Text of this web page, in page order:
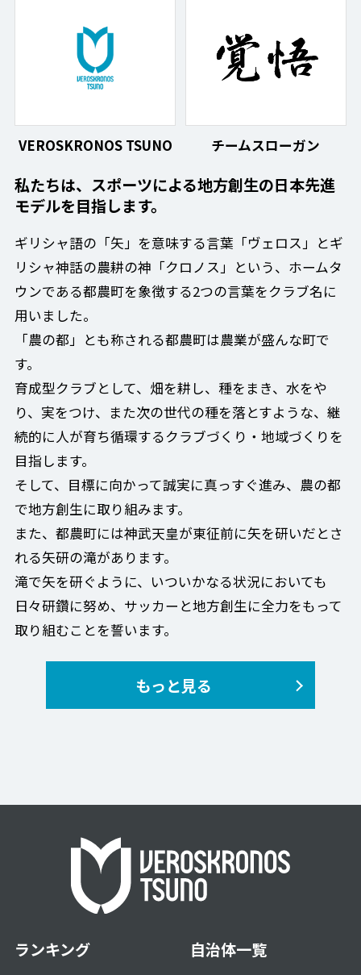
VEROSKRONOS TSUNO チームスローガン
私たちは、スポーツによる地方創生の日本先進
モデルを目指します。
ギリシャ語の「矢」を意味する言葉「ヴェロス」とギ
リシャ神話の農耕の神「クロノス」という、ホームタ
ウンである都農町を象徴する2つの言葉をクラブ名に
用いました。
「農の都」とも称される都農町は農業が盛んな町で
す。
育成型クラブとして、畑を耕し、種をまき、水をや
り、実をつけ、また次の世代の種を落とすような、継
続的に人が育ち循環するクラブづくり・地域づくりを
目指します。
そして、目標に向かって誠実に真っすぐ進み、農の都
で地方創生に取り組みます。
また、都農町には神武天皇が東征前に矢を研いだとさ
れる矢研の滝があります。
滝で矢を研ぐように、いついかなる状況においても
日々研鑽に努め、サッカーと地方創生に全力をもって
取り組むことを誓います。
もっと見る
ランキング 自治体一覧